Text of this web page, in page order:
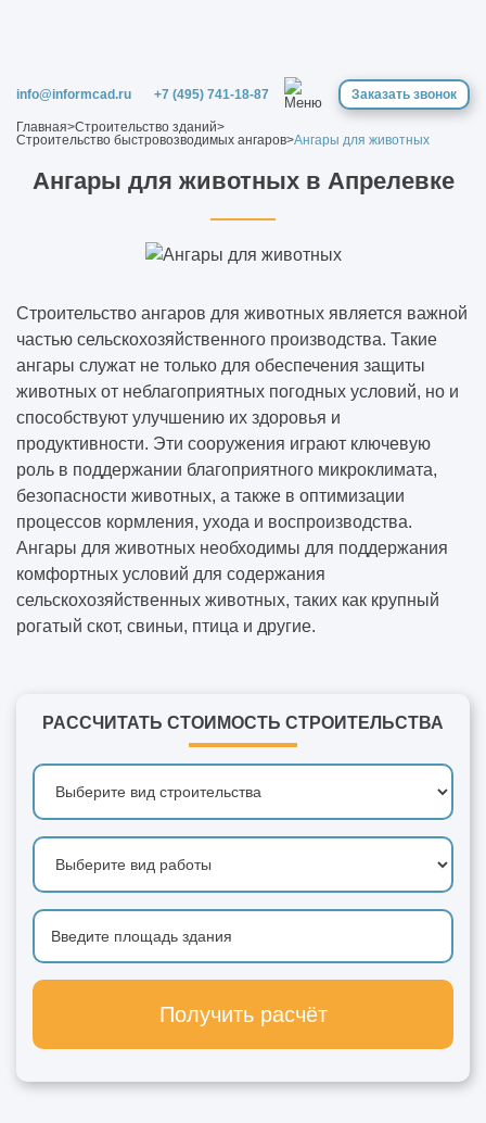
info@informcad.ru +7 (495) 741-18-87 Заказать звонок
Главная>Строительство зданий>
Строительство быстровозводимых ангаров>Ангары для животных
Ангары для животных в Апрелевке
Строительство ангаров для животных является важной
частью сельскохозяйственного производства. Такие
ангары служат не только для обеспечения защиты
животных от неблагоприятных погодных условий, но и
способствуют улучшению их здоровья и
продуктивности. Эти сооружения играют ключевую
роль в поддержании благоприятного микроклимата,
безопасности животных, а также в оптимизации
процессов кормления, ухода и воспроизводства.
Ангары для животных необходимы для поддержания
комфортных условий для содержания
сельскохозяйственных животных, таких как крупный
рогатый скот, свиньи, птица и другие.
РАССЧИТАТЬ СТОИМОСТЬ СТРОИТЕЛЬСТВА
Получить расчёт